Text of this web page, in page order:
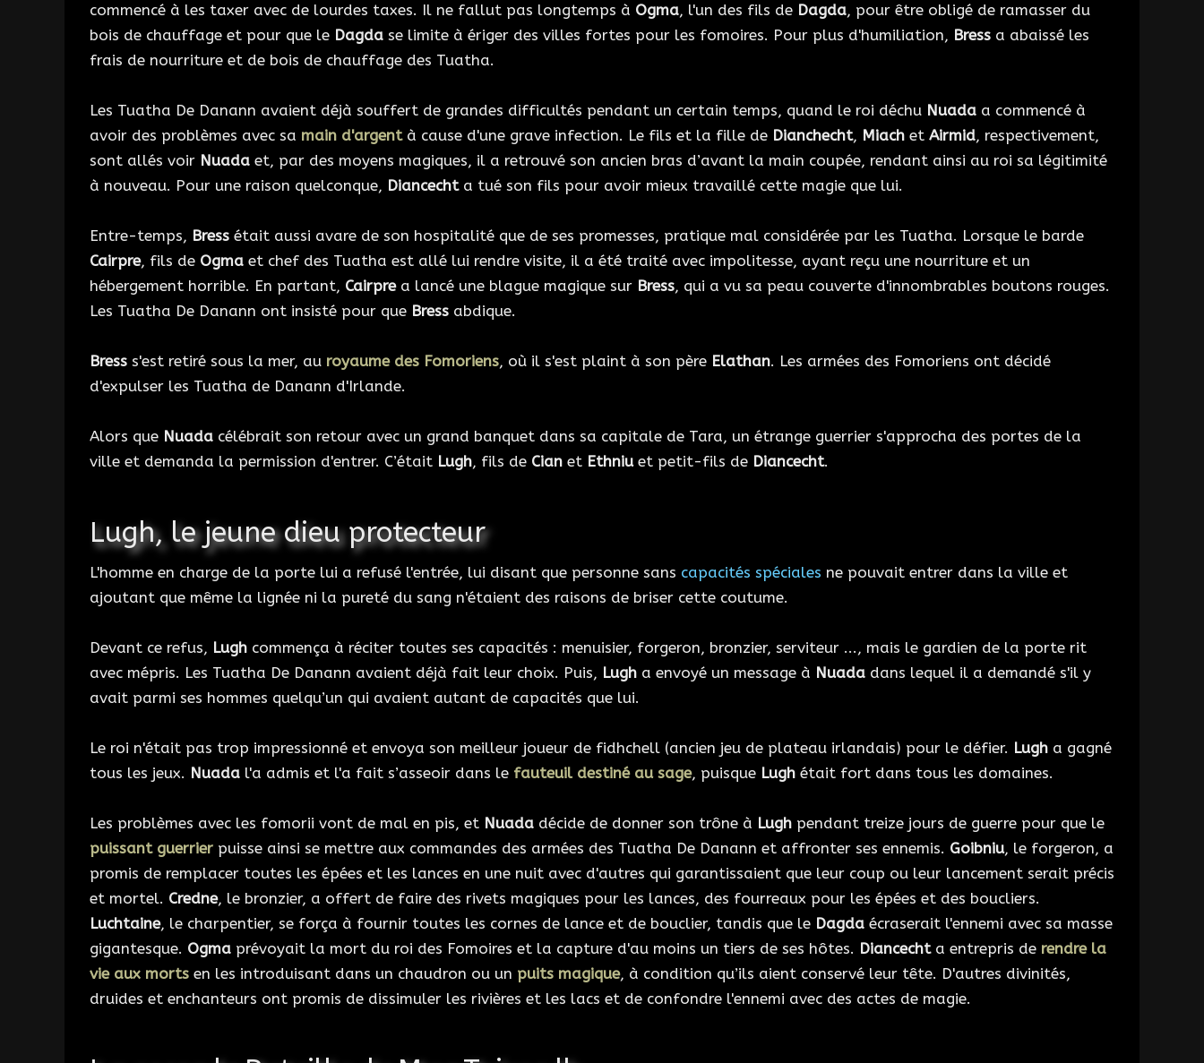
commencé à les taxer avec de lourdes taxes. Il ne fallut pas longtemps à Ogma, l'un des fils de Dagda, pour être obligé de ramasser du
bois de chauffage et pour que le Dagda se limite à ériger des villes fortes pour les fomoires. Pour plus d'humiliation, Bress a abaissé les
frais de nourriture et de bois de chauffage des Tuatha.
Les Tuatha De Danann avaient déjà souffert de grandes difficultés pendant un certain temps, quand le roi déchu Nuada a commencé à
avoir des problèmes avec sa main d'argentà cause d'une grave infection. Le fils et la fille de Dianchecht, Miach et Airmid, respectivement,
sont allés voir Nuada et, par des moyens magiques, il a retrouvé son ancien bras d’avant la main coupée, rendant ainsi au roi sa légitimité
à nouveau. Pour une raison quelconque, Diancechta tué son fils pour avoir mieux travaillé cette magie que lui.
Entre-temps, Bress était aussi avare de son hospitalité que de ses promesses, pratique mal considérée par les Tuatha. Lorsque le barde
Cairpre, fils de Ogma et chef des Tuatha est allé lui rendre visite, il a été traité avec impolitesse, ayant reçu une nourriture et un
hébergement horrible. En partant, Cairprea lancé une blague magique sur Bress, qui a vu sa peau couverte d'innombrables boutons rouges.
Les Tuatha De Danann ont insisté pour que Bress abdique.
Bress s'est retiré sous la mer, au royaume des Fomoriens, où il s'est plaint à son père Elathan. Les armées des Fomoriens ont décidé
d'expulser les Tuatha de Danann d'Irlande.
Alors que Nuada célébrait son retour avec un grand banquet dans sa capitale de Tara, un étrange guerrier s'approcha des portes de la
ville et demanda la permission d'entrer. C’était Lugh, fils de Cian et Ethniuet petit-fils de Diancecht.
Lugh, le jeune dieu protecteur
L'homme en charge de la porte lui a refusé l'entrée, lui disant que personne sans capacités spéciales ne pouvait entrer dans la ville et
ajoutant que même la lignée ni la pureté du sang n'étaient des raisons de briser cette coutume.
Devant ce refus, Lugh commença à réciter toutes ses capacités : menuisier, forgeron, bronzier, serviteur ..., mais le gardien de la porte rit
avec mépris. Les Tuatha De Danann avaient déjà fait leur choix. Puis, Lugh a envoyé un message à Nuada dans lequel il a demandé s'il y
avait parmi ses hommes quelqu’un qui avaient autant de capacités que lui.
Le roi n'était pas trop impressionné et envoya son meilleur joueur de fidhchell (ancien jeu de plateau irlandais) pour le défier. Lugh a gagné
tous les jeux. Nuada l'a admis et l'a fait s’asseoir dans le fauteuil destiné au sage, puisque Lugh était fort dans tous les domaines.
Les problèmes avec les fomorii vont de mal en pis, et Nuada décide de donner son trône à Lugh pendant treize jours de guerre pour que le
puissant guerrier puisse ainsi se mettre aux commandes des armées des Tuatha De Danann et affronter ses ennemis. Goibniu, le forgeron, a
promis de remplacer toutes les épées et les lances en une nuit avec d'autres qui garantissaient que leur coup ou leur lancement serait précis
et mortel. Credne, le bronzier, a offert de faire des rivets magiques pour les lances, des fourreaux pour les épées et des boucliers.
Luchtaine, le charpentier, se força à fournir toutes les cornes de lance et de bouclier, tandis que le Dagda écraserait l'ennemi avec sa masse
gigantesque. Ogma prévoyait la mort du roi des Fomoires et la capture d'au moins un tiers de ses hôtes. Diancechta entrepris de rendre la
vie aux morts en les introduisant dans un chaudron ou un puits magique, à condition qu’ils aient conservé leur tête. D'autres divinités,
druides et enchanteurs ont promis de dissimuler les rivières et les lacs et de confondre l'ennemi avec des actes de magie.